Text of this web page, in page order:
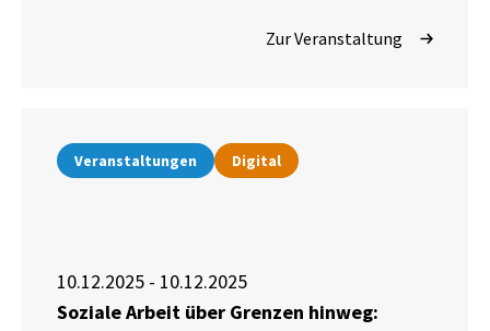
Zur Veranstaltung
Veranstaltungen Digital
10.12.2025 - 10.12.2025
Soziale Arbeit über Grenzen hinweg: